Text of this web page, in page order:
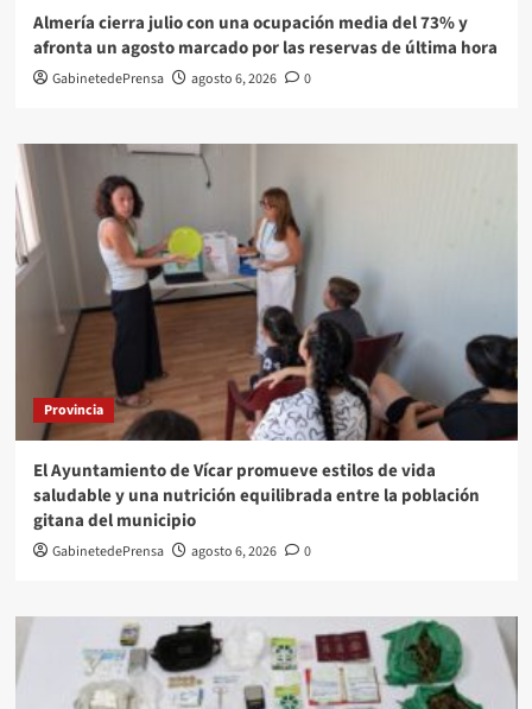
Almería cierra julio con una ocupación media del 73% y
afronta un agosto marcado por las reservas de última hora
GabinetedePrensa agosto 6, 2026 0
Provincia
El Ayuntamiento de Vícar promueve estilos de vida
saludable y una nutrición equilibrada entre la población
gitana del municipio
GabinetedePrensa agosto 6, 2026 0